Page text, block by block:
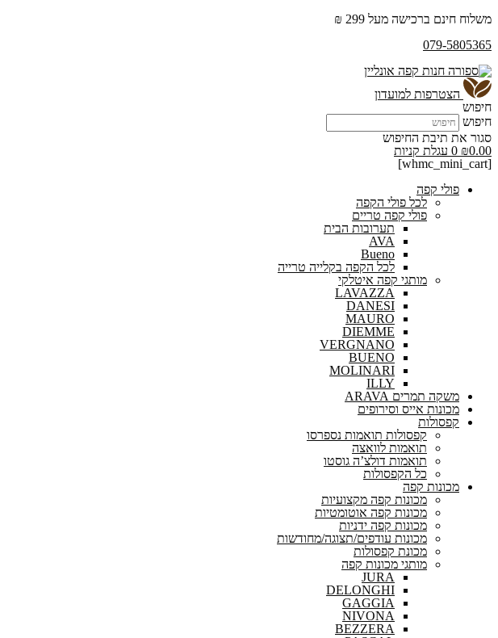
משלוח חינם ברכישה מעל 299 ₪
079-5805365
הצטרפות למועדון
חיפוש
חיפוש
סגור את תיבת החיפוש
₪0.00
0 עגלת קניות
[whmc_mini_cart]
פולי קפה
לכל פולי הקפה
פולי קפה טריים
תערובות הבית
AVA
Bueno
לכל הקפה בקלייה טרייה
מותגי קפה איטלקי
LAVAZZA
DANESI
MAURO
DIEMME
VERGNANO
BUENO
MOLINARI
ILLY
משקה תמרים ARAVA
מכונות אייס וסירופים
קפסולות
קפסולות תואמות נספרסו
תואמות לוואצה
תואמות דולצ’ה גוסטו
כל הקפסולות
מכונות קפה
מכונות קפה מקצועיות
מכונות קפה אוטומטיות
מכונות קפה ידניות
מכונות עודפים/תצוגה/מחודשות
מכונת קפסולות
מותגי מכונות קפה
JURA
DELONGHI
GAGGIA
NIVONA
BEZZERA